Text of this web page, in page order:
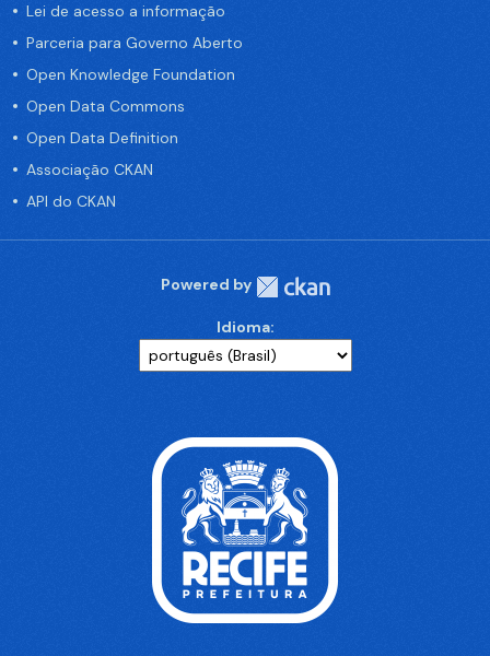
Lei de acesso a informação
Parceria para Governo Aberto
Open Knowledge Foundation
Open Data Commons
Open Data Definition
Associação CKAN
API do CKAN
Powered by
Idioma